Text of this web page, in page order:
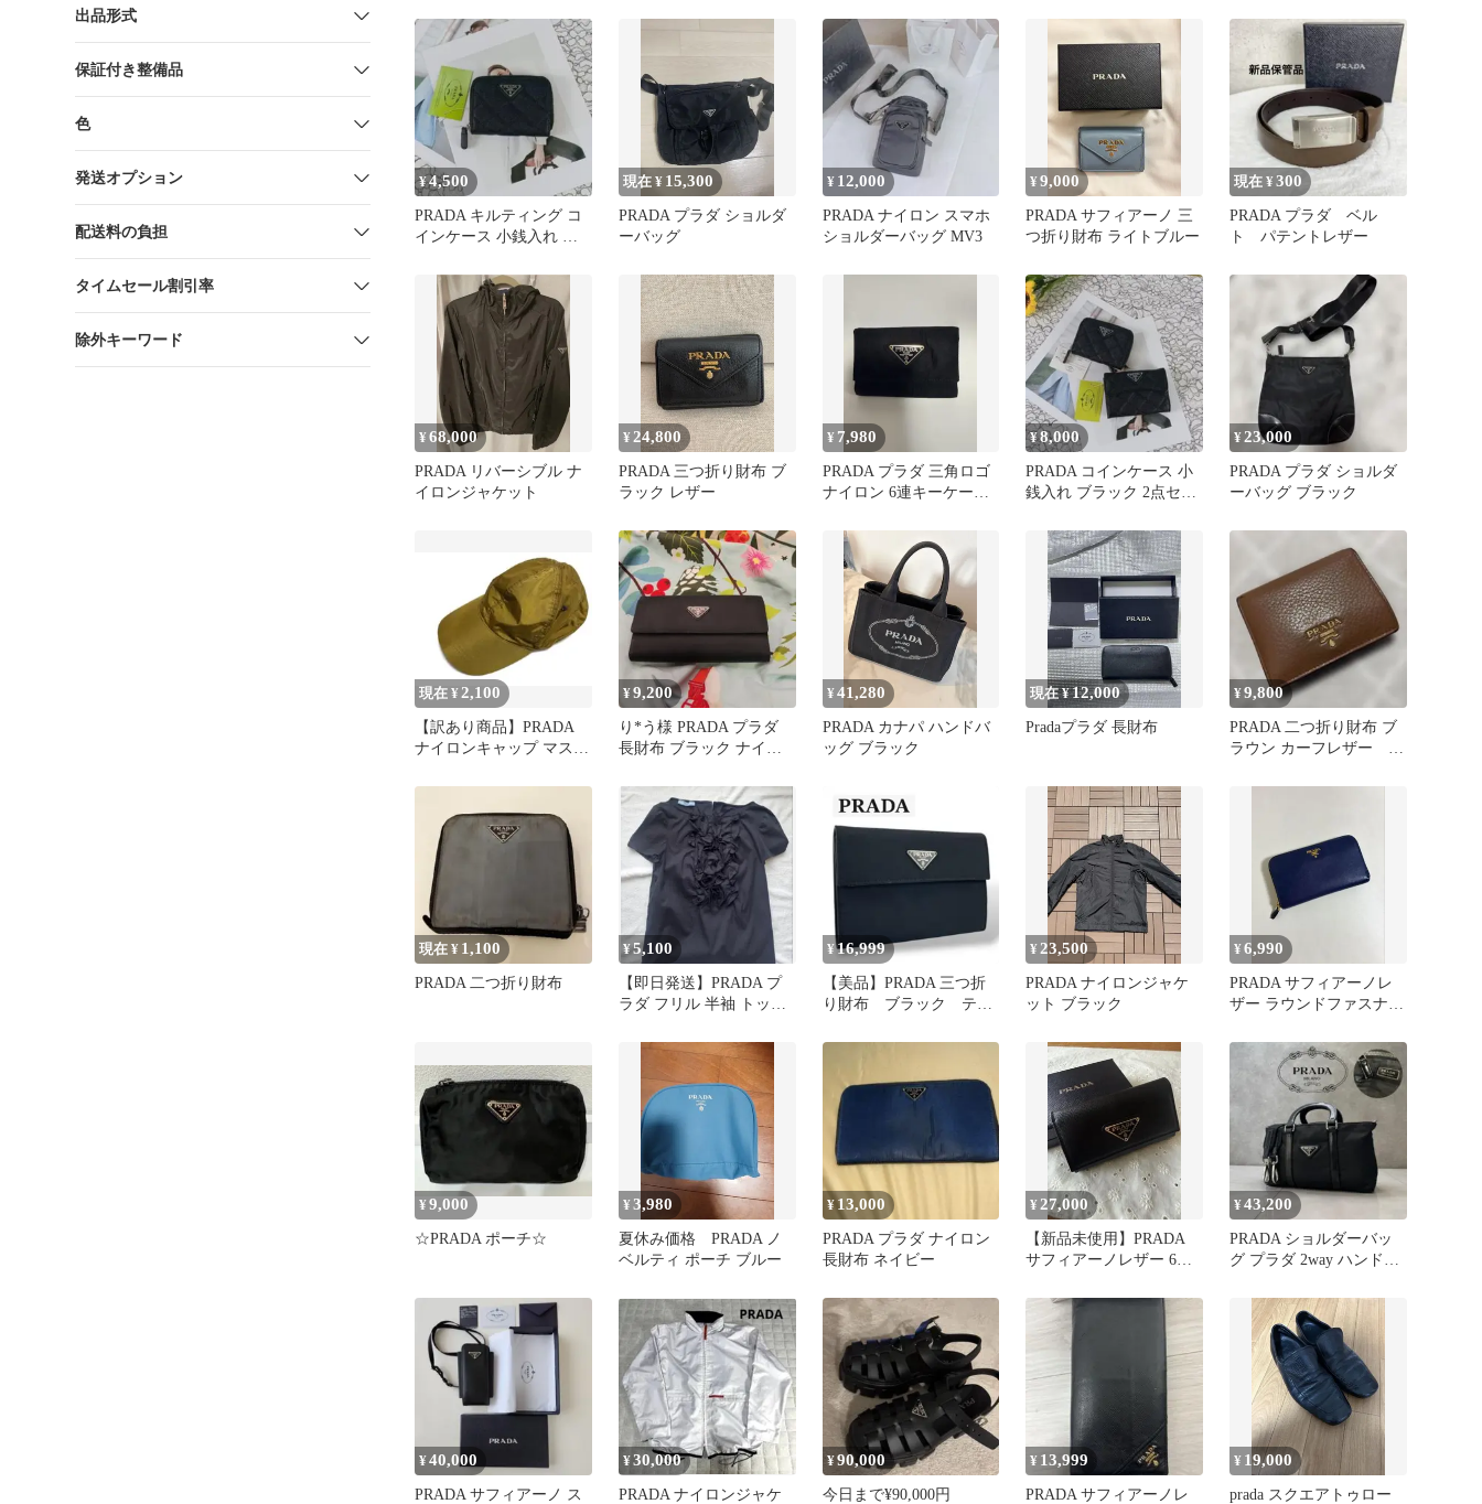
出品形式
保証付き整備品
色
発送オプション
配送料の負担
タイムセール割引率
除外キーワード
¥4,500
PRADA キルティング コ
インケース 小銭入れ ブ
現在 ¥ 15,300
PRADA プラダ ショルダ
ーバッグ
¥ 12,000
PRADA ナイロン スマホ
ショルダーバッグ MV3
¥9,000
PRADA サフィアーノ 三
つ折り財布 ライトブルー
現在 ¥300
PRADA プラダ ベル
ト パテントレザー
¥68,000
PRADA リバーシブル ナ
イロンジャケット
¥ 24,800
PRADA 三つ折り財布 ブ
ラック レザー
¥ 7,980
PRADA プラダ 三角ロゴ
ナイロン 6連キーケース
¥8,000
PRADA コインケース 小
銭入れ ブラック 2点セッ
¥23,000
PRADA プラダ ショルダ
ーバッグ ブラック
現在 ¥ 2,100
【訳あり商品】PRADA
ナイロンキャップ マスタ
¥9,200
り*う様 PRADA プラダ
長財布 ブラック ナイロ
¥41,280
PRADA カナパ ハンドバ
ッグ ブラック
現在 ¥12,000
Pradaプラダ 長財布
¥9,800
PRADA 二つ折り財布 ブ
ラウン カーフレザー 牛
現在 ¥ 1,100
PRADA 二つ折り財布
¥5,100
【即日発送】PRADA プ
ラダ フリル 半袖 トップ
¥16,999
【美品】PRADA 三つ折
り財布 ブラック テス
ゴ 古銭入れ
¥ 23,500
PRADA ナイロンジャケ
ット ブラック
¥6,990
PRADA サフィアーノレ
ザー ラウンドファスナー
¥9,000
☆PRADA ポーチ☆
¥3,980
夏休み価格 PRADA ノ
ベルティ ポーチ ブルー
¥13,000
PRADA プラダ ナイロン
長財布 ネイビー
¥ 27,000
【新品未使用】PRADA
サフィアーノレザー 6連
¥43,200
PRADA ショルダーバッ
グ プラダ 2way ハンドバ
¥40,000
PRADA サフィアーノ ス
¥30,000
PRADA ナイロンジャケ
¥90,000
今日まで¥90,000円
¥ 13,999
PRADA サフィアーノレ
¥ 19,000
prada スクエアトゥロー